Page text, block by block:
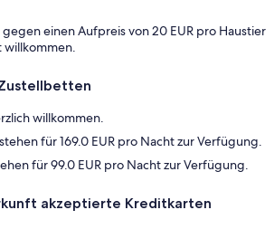
einen Aufpreis von 20 EUR pro Haustier
willkommen.
willkommen.
für 169.0 EUR pro Nacht zur Verfügung.
für 99.0 EUR pro Nacht zur Verfügung.
akzeptierte Kreditkarten